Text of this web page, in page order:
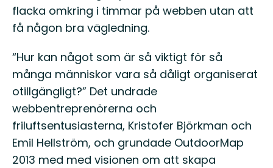
flacka omkring i timmar på webben utan att
få någon bra vägledning.
“Hur kan något som är så viktigt för så
många människor vara så dåligt organiserat
otillgängligt?” Det undrade
webbentreprenörerna och
friluftsentusiasterna, Kristofer Björkman och
Emil Hellström, och grundade OutdoorMap
2013 med med visionen om att skapa